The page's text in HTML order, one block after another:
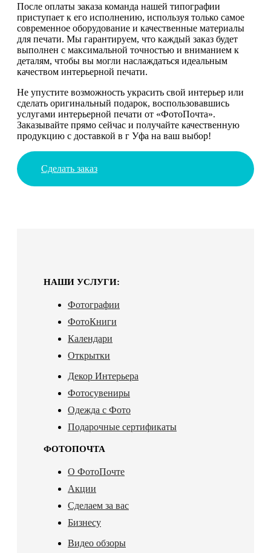
После оплаты заказа команда нашей типографии
приступает к его исполнению, используя только самое
современное оборудование и качественные материалы
для печати. Мы гарантируем, что каждый заказ будет
выполнен с максимальной точностью и вниманием к
деталям, чтобы вы могли наслаждаться идеальным
качеством интерьерной печати.
Не упустите возможность украсить свой интерьер или
сделать оригинальный подарок, воспользовавшись
услугами интерьерной печати от «ФотоПочта».
Заказывайте прямо сейчас и получайте качественную
продукцию с доставкой в г Уфа на ваш выбор!
Сделать заказ
НАШИ УСЛУГИ:
Фотографии
ФотоКниги
Календари
Открытки
Декор Интерьера
Фотосувениры
Одежда с Фото
Подарочные сертификаты
ФОТОПОЧТА
О ФотоПочте
Акции
Сделаем за вас
Бизнесу
Видео обзоры